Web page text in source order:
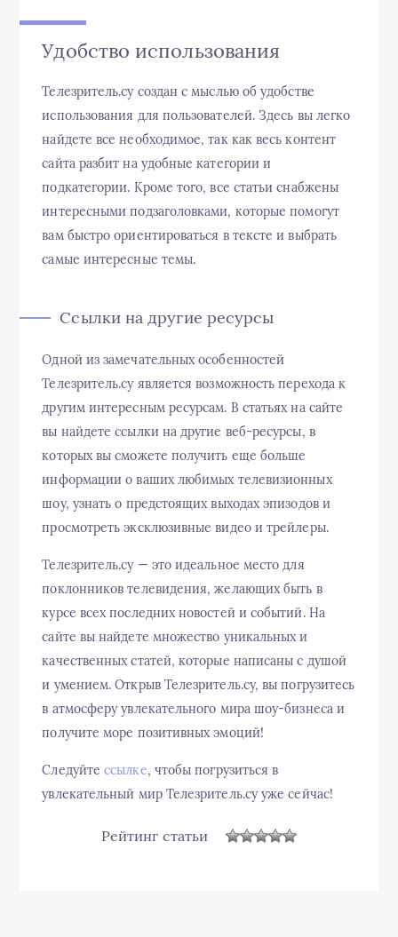
Удобство использования
Телезритель.су создан с мыслью об удобстве
использования для пользователей. Здесь вы легко
найдете все необходимое, так как весь контент
сайта разбит на удобные категории и
подкатегории. Кроме того, все статьи снабжены
интересными подзаголовками, которые помогут
вам быстро ориентироваться в тексте и выбрать
самые интересные темы.
Ссылки на другие ресурсы
Одной из замечательных особенностей
Телезритель.су является возможность перехода к
другим интересным ресурсам. В статьях на сайте
вы найдете ссылки на другие веб-ресурсы, в
которых вы сможете получить еще больше
информации о ваших любимых телевизионных
шоу, узнать о предстоящих выходах эпизодов и
просмотреть эксклюзивные видео и трейлеры.
Телезритель.су — это идеальное место для
поклонников телевидения, желающих быть в
курсе всех последних новостей и событий. На
сайте вы найдете множество уникальных и
качественных статей, которые написаны с душой
и умением. Открыв Телезритель.су, вы погрузитесь
в атмосферу увлекательного мира шоу-бизнеса и
получите море позитивных эмоций!
Следуйтессылке, чтобы погрузиться в
увлекательный мир Телезритель.су уже сейчас!
Рейтинг статьи